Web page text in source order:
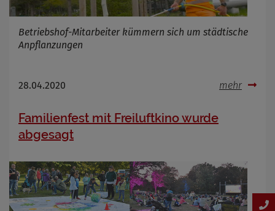
Betriebshof-Mitarbeiter kümmern sich um städtische
Anpflanzungen
28.04.2020 mehr
Familienfest mit Freiluftkino wurde
abgesagt